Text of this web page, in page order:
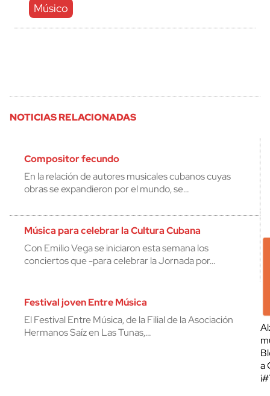
Músico
NOTICIAS RELACIONADAS
Compositor fecundo
En la relación de autores musicales cubanos cuyas
obras se expandieron por el mundo, se…
Música para celebrar la Cultura Cubana
Con Emilio Vega se iniciaron esta semana los
conciertos que -para celebrar la Jornada por…
Festival joven Entre Música
El Festival Entre Música, de la Filial de la Asociación
Hermanos Saíz en Las Tunas,…
a